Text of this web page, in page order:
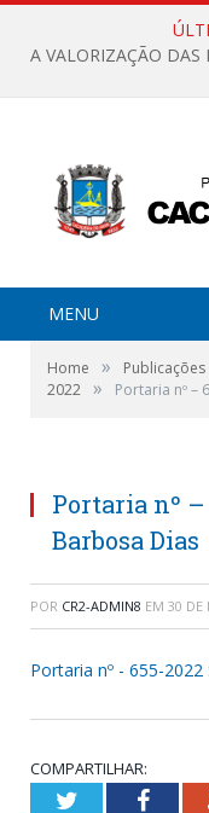
MENU
Home »
2022 » Portaria nº –
Portaria nº
Barbosa Dias
POR CR2-ADMIN8 EM 30 DE
Portaria nº - 655-
COMPARTILHAR:
Twitter